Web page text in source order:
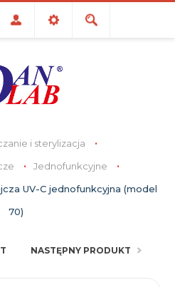
i sterylizacja
Jednofunkcyjne
UV-C jednofunkcyjna (model
70)
NASTĘPNY PRODUKT